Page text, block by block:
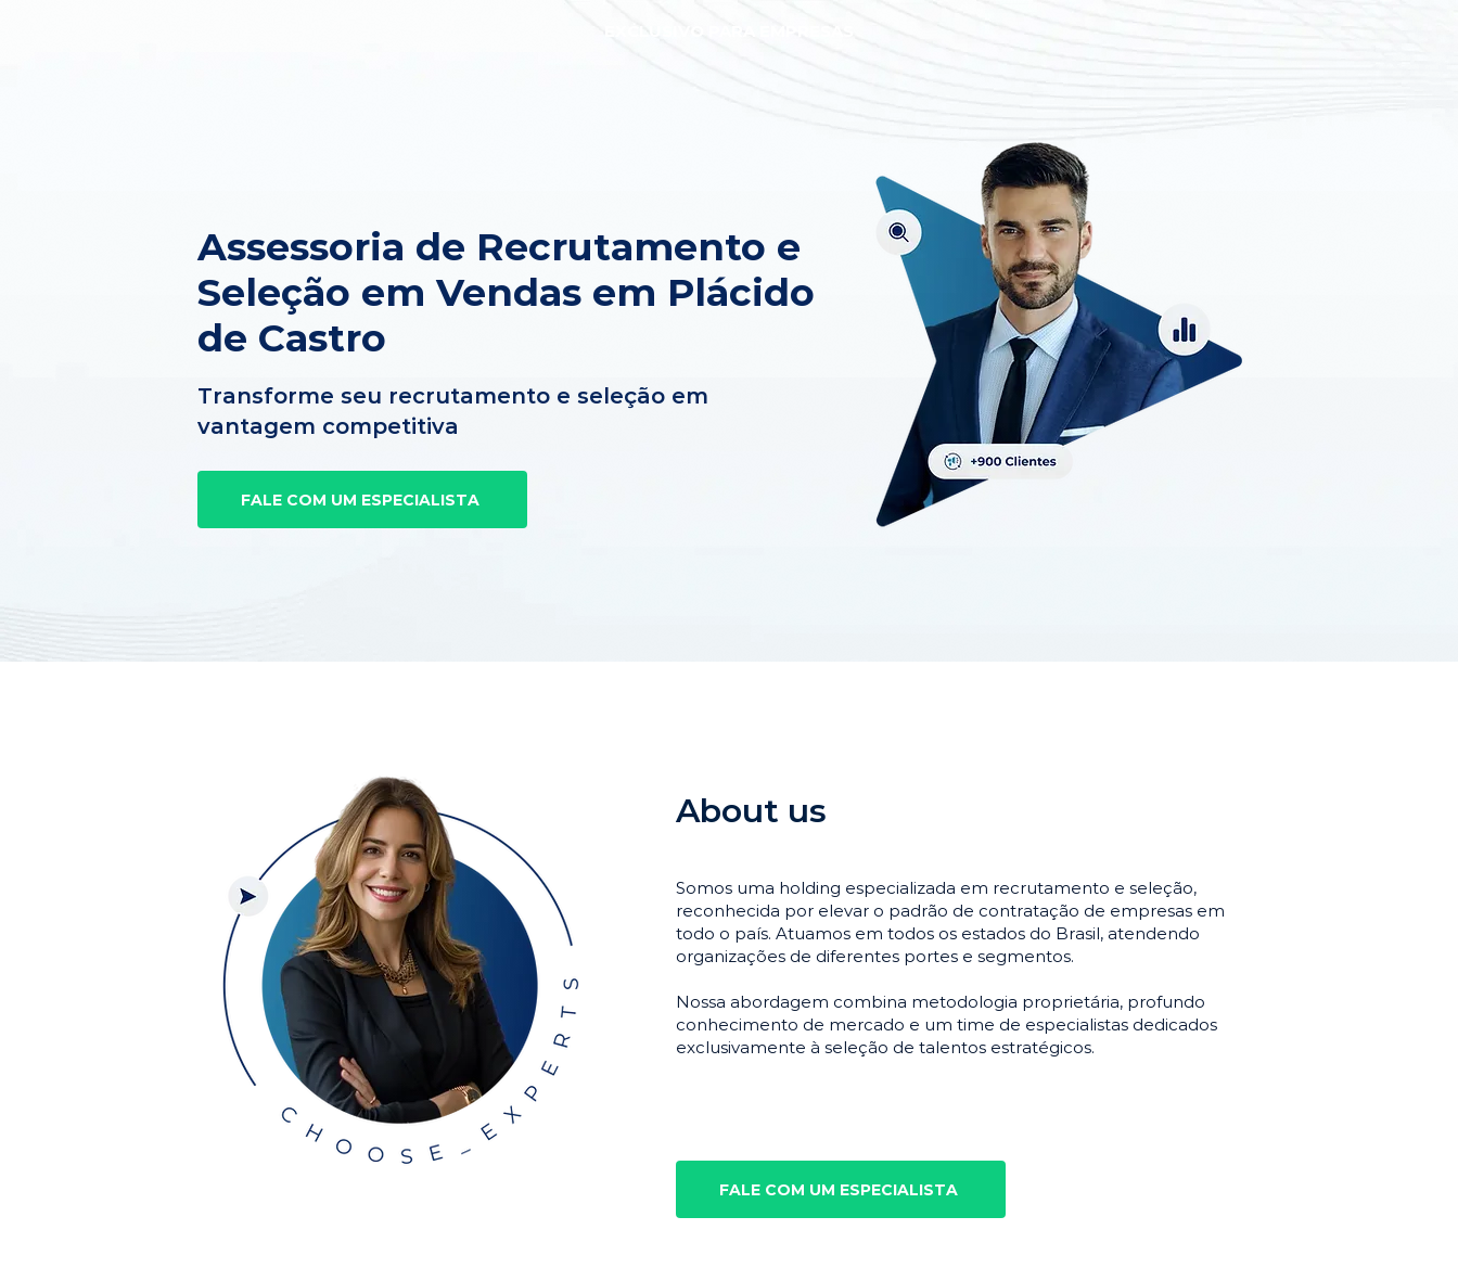
Assessoria de Recrutamento e
Seleção em Vendas em Plácido
de Castro
Transforme seu recrutamento e seleção em
vantagem competitiva
FALE COM UM ESPECIALISTA
About us
Somos uma holding especializada em recrutamento e seleção,
reconhecida por elevar o padrão de contratação de empresas em
todo o país. Atuamos em todos os estados do Brasil, atendendo
organizações de diferentes portes e segmentos.
Nossa abordagem combina metodologia proprietária, profundo
conhecimento de mercado e um time de especialistas dedicados
exclusivamente à seleção de talentos estratégicos.
FALE COM UM ESPECIALISTA